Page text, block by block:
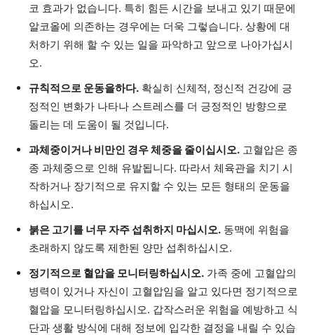
코 효과가 없습니다. 특히 힘든 시간을 보내고 있기 때문에
알코올에 의존하는 경우에는 더욱 그렇습니다. 상황에 대
처하기 위해 할 수 있는 일을 파악하고 앞으로 나아가십시
오.
규칙적으로 운동을하다. 확실히 신체적, 정신적 건강에 긍
정적인 변화가 나타나 스트레스를 더 긍정적인 방향으로
돌리는 데 도움이 될 것입니다.
과체중이거나 비만인 경우 체중을 줄이십시오. 고혈압은 종
종 과체중으로 인해 유발됩니다. 따라서 체육관을 치기 시
작하거나 장기적으로 유지할 수 있는 모든 형태의 운동을
하십시오.
붉은 고기를 너무 자주 섭취하지 마십시오. 동맥에 위험을
초래하지 않도록 제한된 양만 섭취하십시오.
정기적으로 혈압을 모니터링하십시오. 가족 중에 고혈압의
병력이 있거나 자신이 고혈압임을 알고 있다면 정기적으로
혈압을 모니터링하십시오. 갑작스러운 위험을 예방하고 식
단과 생활 방식에 대해 정보에 입각한 결정을 내릴 수 있습